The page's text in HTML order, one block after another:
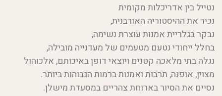
נטייל בין אדריכלות מקומית
נכיר את ההיסטוריה האורבנית,
נבקר בגלריית אמנות עוצרת נשימה,
בחלל ייחודי נטעם מטעמים של מעדנייה מובילה,
נגלה בתי מלאכה קטנים ויוצאי דופן באיכותם, אלכוהול
מצוין, אופנה, תרבות ואמנות ברמות הגבוהות ביותר.
נסיים את הסיור בארוחת צהריים במסעדת מישלן.